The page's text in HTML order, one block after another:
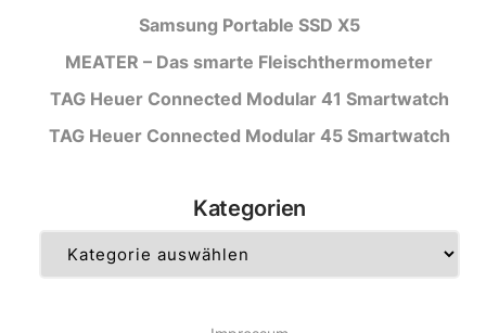
Samsung Portable SSD X5
MEATER – Das smarte Fleischthermometer
TAG Heuer Connected Modular 41 Smartwatch
TAG Heuer Connected Modular 45 Smartwatch
Kategorien